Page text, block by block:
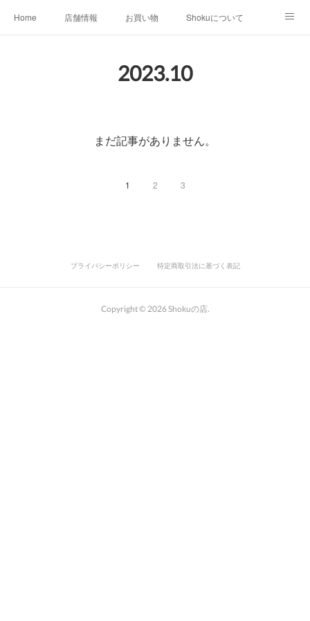
Home 店舗情報 お買い物 Shokuについて
2023.10
まだ記事がありません。
1 2 3
プライバシーポリシー 特定商取引法に基づく表記
Copyright © 2026Shokuの店.